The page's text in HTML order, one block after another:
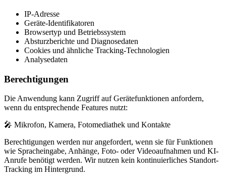
IP-Adresse
Geräte-Identifikatoren
Browsertyp und Betriebssystem
Absturzberichte und Diagnosedaten
Cookies und ähnliche Tracking-Technologien
Analysedaten
Berechtigungen
Die Anwendung kann Zugriff auf Gerätefunktionen anfordern,
wenn du entsprechende Features nutzt:
🎤 Mikrofon, Kamera, Fotomediathek und Kontakte
Berechtigungen werden nur angefordert, wenn sie für Funktionen
wie Spracheingabe, Anhänge, Foto- oder Videoaufnahmen und KI-
Anrufe benötigt werden. Wir nutzen kein kontinuierliches Standort-
Tracking im Hintergrund.